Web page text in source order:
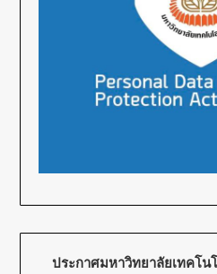
ประกาศมหาวิทยาลัยเทคโน